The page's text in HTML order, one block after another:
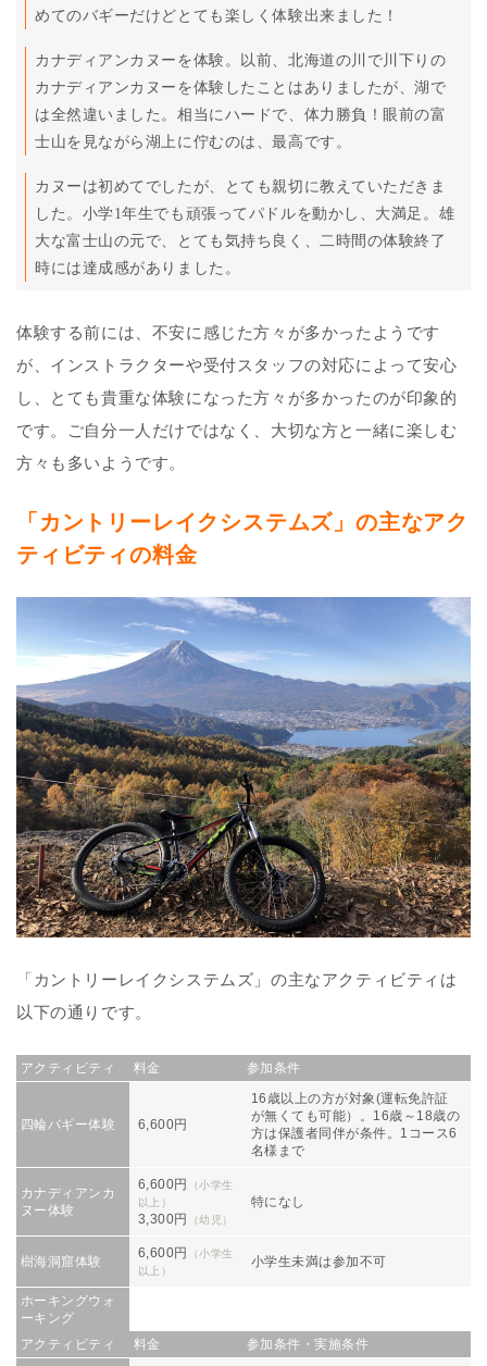
めてのバギーだけどとても楽しく体験出来ました！
カナディアンカヌーを体験。以前、北海道の川で川下りの
カナディアンカヌーを体験したことはありましたが、湖で
は全然違いました。相当にハードで、体力勝負！眼前の富
士山を見ながら湖上に佇むのは、最高です。
カヌーは初めてでしたが、とても親切に教えていただきま
した。小学1年生でも頑張ってパドルを動かし、大満足。雄
大な富士山の元で、とても気持ち良く、二時間の体験終了
時には達成感がありました。
体験する前には、不安に感じた方々が多かったようです
が、インストラクターや受付スタッフの対応によって安心
し、とても貴重な体験になった方々が多かったのが印象的
です。ご自分一人だけではなく、大切な方と一緒に楽しむ
方々も多いようです。
「カントリーレイクシステムズ」の主なアク
ティビティの料金
「カントリーレイクシステムズ」の主なアクティビティは
以下の通りです。
アクティビティ 料金 参加条件
四輪バギー体験 6,600円
16歳以上の方が対象(運転免許証
が無くても可能）。16歳～18歳の
方は保護者同伴が条件。1コース6
名様まで
カナディアンカ
ヌー体験
6,600円
（小学生
以上）
3,300円 （幼児）
特になし
樹海洞窟体験
6,600円
（小学生
以上）
小学生未満は参加不可
ホーキングウォ
ーキング
アクティビティ
料金 参加条件・実施条件